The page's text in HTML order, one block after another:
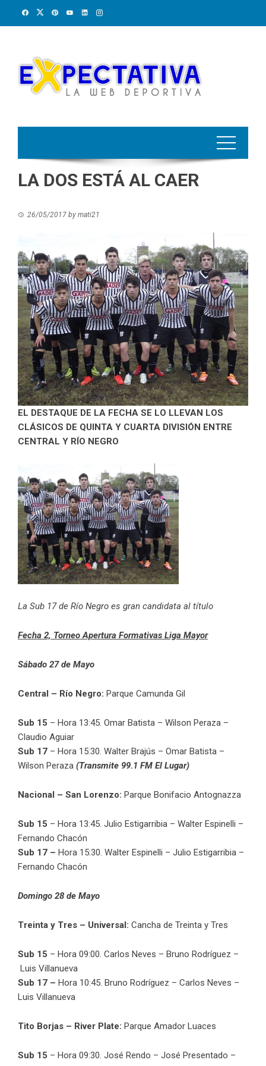
LA DOS ESTÁ AL CAER
26/05/2017 by mati21
EL DESTAQUE DE LA FECHA SE LO LLEVAN LOS
CLÁSICOS DE QUINTA Y CUARTA DIVISIÓN ENTRE
CENTRAL Y RÍO NEGRO
La Sub 17 de Río Negro es gran candidata al título
Fecha 2, Torneo Apertura Formativas Liga Mayor
Sábado 27 de Mayo
Central – Río Negro: Parque Camunda Gil
Sub 15 – Hora 13:45. Omar Batista – Wilson Peraza –
Claudio Aguiar
Sub 17 – Hora 15:30. Walter Brajús – Omar Batista –
Wilson Peraza (Transmite 99.1 FM El Lugar)
Nacional – San Lorenzo: Parque Bonifacio Antognazza
Sub 15 – Hora 13:45. Julio Estigarribia – Walter Espinelli –
Fernando Chacón
Sub 17 – Hora 15:30. Walter Espinelli – Julio Estigarribia –
Fernando Chacón
Domingo 28 de Mayo
Treinta y Tres – Universal: Cancha de Treinta y Tres
Sub 15 – Hora 09:00. Carlos Neves – Bruno Rodríguez –
Luis Villanueva
Sub 17 – Hora 10:45. Bruno Rodríguez – Carlos Neves –
Luis Villanueva
Tito Borjas – River Plate: Parque Amador Luaces
Sub 15 – Hora 09:30. José Rendo – José Presentado –